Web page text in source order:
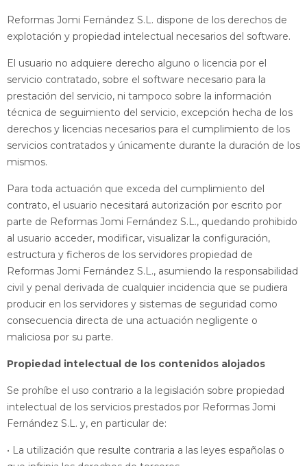
Reformas Jomi Fernández S.L. dispone de los derechos de
explotación y propiedad intelectual necesarios del software.
El usuario no adquiere derecho alguno o licencia por el
servicio contratado, sobre el software necesario para la
prestación del servicio, ni tampoco sobre la información
técnica de seguimiento del servicio, excepción hecha de los
derechos y licencias necesarios para el cumplimiento de los
servicios contratados y únicamente durante la duración de los
mismos.
Para toda actuación que exceda del cumplimiento del
contrato, el usuario necesitará autorización por escrito por
parte de Reformas Jomi Fernández S.L., quedando prohibido
al usuario acceder, modificar, visualizar la configuración,
estructura y ficheros de los servidores propiedad de
Reformas Jomi Fernández S.L., asumiendo la responsabilidad
civil y penal derivada de cualquier incidencia que se pudiera
producir en los servidores y sistemas de seguridad como
consecuencia directa de una actuación negligente o
maliciosa por su parte.
Propiedad intelectual de los contenidos alojados
Se prohíbe el uso contrario a la legislación sobre propiedad
intelectual de los servicios prestados por Reformas Jomi
Fernández S.L. y, en particular de:
• La utilización que resulte contraria a las leyes españolas o